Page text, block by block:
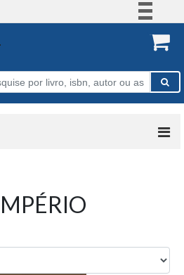
Participe
.